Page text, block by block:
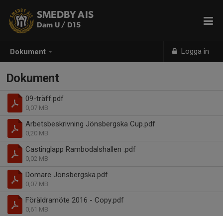
Dokument Logga in
SMEDBY AIS
Dam U / D15
Dokument
09-träff.pdf
0,07 MB
Arbetsbeskrivning Jönsbergska Cup.pdf
0,20 MB
Castinglapp Rambodalshallen .pdf
0,02 MB
Domare Jönsbergska.pdf
0,07 MB
Föräldramöte 2016 - Copy.pdf
0,61 MB